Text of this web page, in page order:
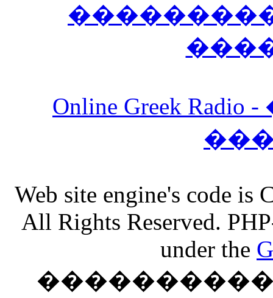
Online Greek
Web site engine's code
All Rights Reserved.
under the
����������